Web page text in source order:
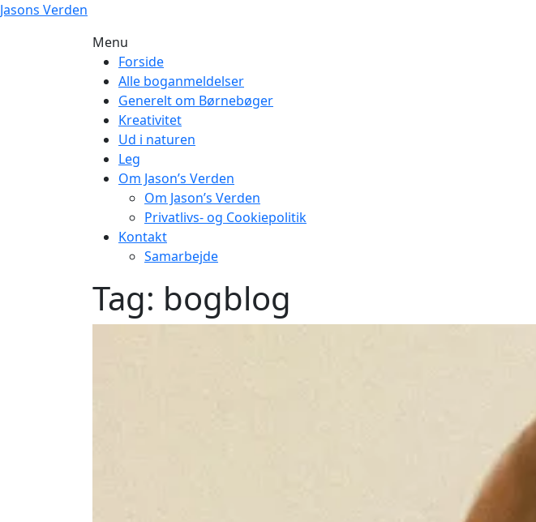
Skip
Jasons Verden
Menu
Forside
Alle boganmeldelser
Generelt om Børnebøger
Kreativitet
Ud i naturen
Leg
Om Jason’s Verden
Om Jason’s Verden
Privatlivs- og Cookiepolitik
Kontakt
Samarbejde
Tag: bogblog